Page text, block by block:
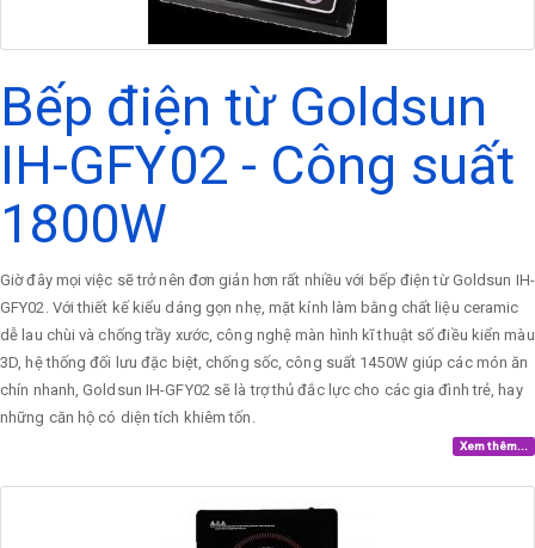
Bếp điện từ Goldsun
IH-GFY02 - Công suất
1800W
Giờ đây mọi việc sẽ trở nên đơn giản hơn rất nhiều với bếp điện từ Goldsun IH-
GFY02. Với thiết kế kiểu dáng gọn nhẹ, mặt kính làm bằng chất liệu ceramic
dễ lau chùi và chống trầy xước, công nghệ màn hình kĩ thuật số điều kiển màu
3D, hệ thống đối lưu đặc biệt, chống sốc, công suất 1450W giúp các món ăn
chín nhanh, Goldsun IH-GFY02 sẽ là trợ thủ đắc lực cho các gia đình trẻ, hay
những căn hộ có diện tích khiêm tốn.
Xem thêm...